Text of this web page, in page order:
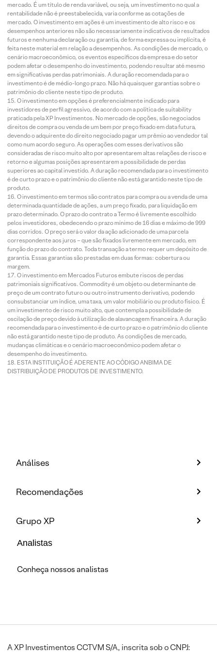
mercado. É um título de renda variável, ou seja, um investimento no qual a
rentabilidade não é preestabelecida, varia conforme as cotações de
mercado. O investimento em ações é um investimento de alto risco e os
desempenhos anteriores não são necessariamente indicativos de resultados
futuros e nenhuma declaração ou garantia, de forma expressa ou implícita, é
feita neste material em relação a desempenhos. As condições de mercado, o
cenário macroeconômico, os eventos específicos da empresa e do setor
podem afetar o desempenho do investimento, podendo resultar até mesmo
em significativas perdas patrimoniais. A duração recomendada para o
investimento é de médio-longo prazo. Não há quaisquer garantias sobre o
patrimônio do cliente neste tipo de produto.
O investimento em opções é preferencialmente indicado para
investidores de perfil agressivo, de acordo com a política de suitability
praticada pela XP Investimentos. No mercado de opções, são negociados
direitos de compra ou venda de um bem por preço fixado em data futura,
devendo o adquirente do direito negociado pagar um prêmio ao vendedor tal
como num acordo seguro. As operações com esses derivativos são
consideradas de risco muito alto por apresentarem altas relações de risco e
retorno e algumas posições apresentarem a possibilidade de perdas
superiores ao capital investido. A duração recomendada para o investimento
é de curto prazo e o patrimônio do cliente não está garantido neste tipo de
produto.
O investimento em termos são contratos para compra ou a venda de uma
determinada quantidade de ações, a um preço fixado, para liquidação em
prazo determinado. O prazo do contrato a Termo é livremente escolhido
pelos investidores, obedecendo o prazo mínimo de 16 dias e máximo de 999
dias corridos. O preço será o valor da ação adicionado de uma parcela
correspondente aos juros – que são fixados livremente em mercado, em
função do prazo do contrato. Toda transação a termo requer um depósito de
garantia. Essas garantias são prestadas em duas formas: cobertura ou
margem.
O investimento em Mercados Futuros embute riscos de perdas
patrimoniais significativos. Commodity é um objeto ou determinante de
preço de um contrato futuro ou outro instrumento derivativo, podendo
consubstanciar um índice, uma taxa, um valor mobiliário ou produto físico. É
um investimento de risco muito alto, que contempla a possibilidade de
oscilação de preço devido à utilização de alavancagem financeira. A duração
recomendada para o investimento é de curto prazo e o patrimônio do cliente
não está garantido neste tipo de produto. As condições de mercado,
mudanças climáticas e o cenário macroeconômico podem afetar o
desempenho do investimento.
ESTA INSTITUIÇÃO É ADERENTE AO CÓDIGO ANBIMA DE
DISTRIBUIÇÃO DE PRODUTOS DE INVESTIMENTO.
Análises
Recomendações
Grupo XP
Analistas
Conheça nossos analistas
A XP Investimentos CCTVM S/A, inscrita sob o CNPJ: